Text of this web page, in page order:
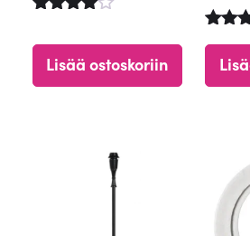
4.65
/ 5
Lisää ostoskoriin
4.84